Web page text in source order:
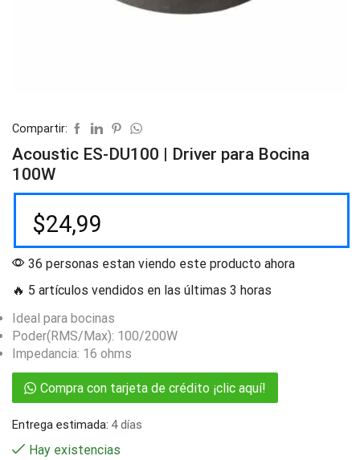
Compartir:
Acoustic ES-DU100 | Driver para Bocina
100W
$24,99
36 personas estan viendo este producto ahora
🔥 5 artículos vendidos en las últimas 3 horas
Ideal para bocinas
Poder(RMS/Max): 100/200W
Impedancia: 16 ohms
Compra con tarjeta de crédito ¡clic aquí!
Entrega estimada: 4 días
Hay existencias